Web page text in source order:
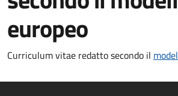
europeo
Curriculum vitae redatto secondo il